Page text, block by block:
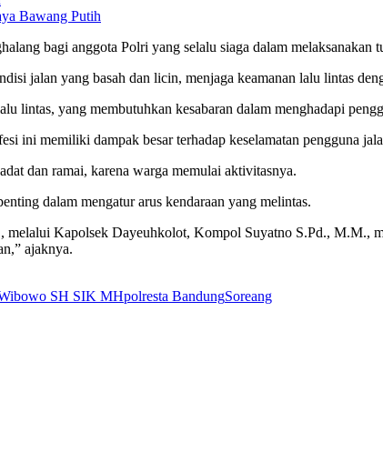
Bawang Putih
bagi anggota Polri yang selalu siaga dalam melaksanakan
jalan yang basah dan licin, menjaga keamanan lalu lintas
lintas, yang membutuhkan kesabaran dalam menghadapi
ini memiliki dampak besar terhadap keselamatan pengguna
dan ramai, karena warga memulai aktivitasnya.
dalam mengatur arus kendaraan yang melintas.
Kapolsek Dayeuhkolot, Kompol Suyatno S.Pd., M.M.,
ajaknya.
SH SIK MHpolresta BandungSoreang